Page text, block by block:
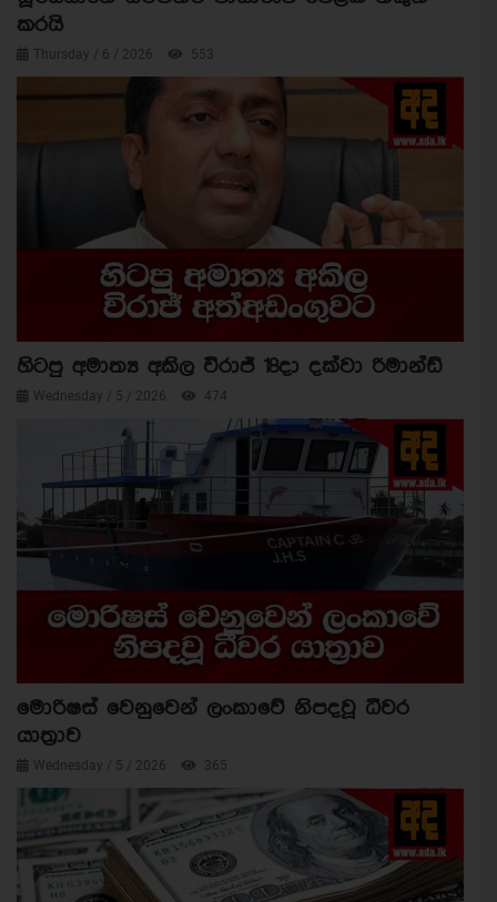
කරයි
Thursday / 6 / 2026 553
හිටපු අමාත්‍ය අකිල විරාජ් 18දා දක්වා රිමාන්ඩ්
Wednesday / 5 / 2026 474
මොරිෂස් වෙනුවෙන් ලංකාවේ නිපදවූ ධීවර
යාත්‍රාව
Wednesday / 5 / 2026 365